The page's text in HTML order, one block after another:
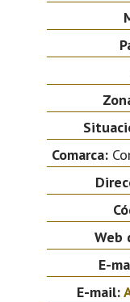
Comarca:
Web
E-
E-mail: